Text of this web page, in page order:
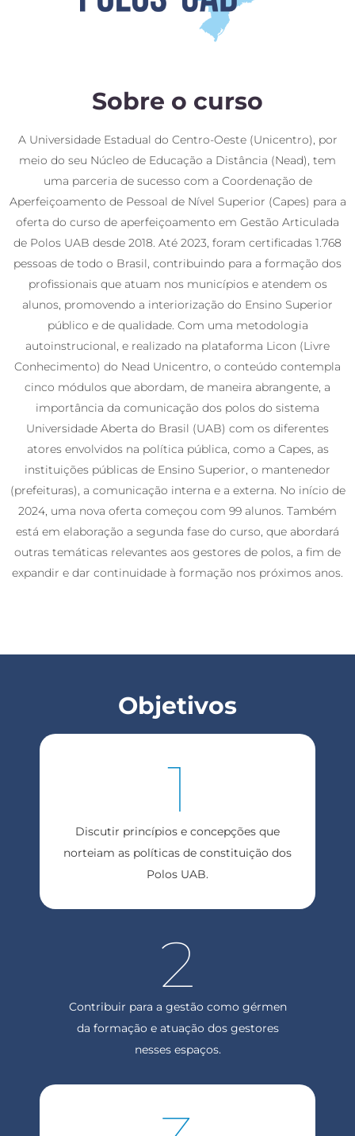
Sobre o curso
A Universidade Estadual do Centro-Oeste (Unicentro), por
meio do seu Núcleo de Educação a Distância (Nead), tem
uma parceria de sucesso com a Coordenação de
Aperfeiçoamento de Pessoal de Nível Superior (Capes) para a
oferta do curso de aperfeiçoamento em Gestão Articulada
de Polos UAB desde 2018. Até 2023, foram certificadas 1.768
pessoas de todo o Brasil, contribuindo para a formação dos
profissionais que atuam nos municípios e atendem os
alunos, promovendo a interiorização do Ensino Superior
público e de qualidade. Com uma metodologia
autoinstrucional, e realizado na plataforma Licon (Livre
Conhecimento) do Nead Unicentro, o conteúdo contempla
cinco módulos que abordam, de maneira abrangente, a
importância da comunicação dos polos do sistema
Universidade Aberta do Brasil (UAB) com os diferentes
atores envolvidos na política pública, como a Capes, as
instituições públicas de Ensino Superior, o mantenedor
(prefeituras), a comunicação interna e a externa. No início de
2024, uma nova oferta começou com 99 alunos. Também
está em elaboração a segunda fase do curso, que abordará
outras temáticas relevantes aos gestores de polos, a fim de
expandir e dar continuidade à formação nos próximos anos.
Objetivos
1
Discutir princípios e concepções que
norteiam as políticas de constituição dos
Polos UAB.
2
Contribuir para a gestão como gérmen
da formação e atuação dos gestores
nesses espaços.